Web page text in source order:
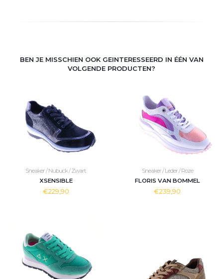
BEN JE MISSCHIEN OOK GEINTERESSEERD IN ÉÉN VAN
VOLGENDE PRODUCTEN?
Sneaker / Nubuck / Zwart
XSENSIBLE
€229,90
Sneaker / Leder / Roze
FLORIS VAN BOMMEL
€239,90